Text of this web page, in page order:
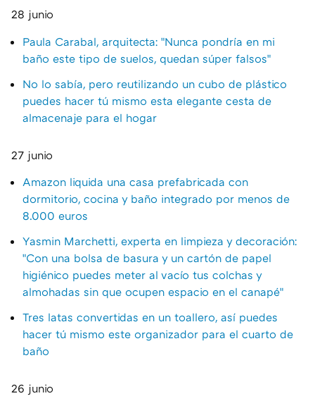
28 junio
Paula Carabal, arquitecta: "Nunca pondría en mi
baño este tipo de suelos, quedan súper falsos"
No lo sabía, pero reutilizando un cubo de plástico
puedes hacer tú mismo esta elegante cesta de
almacenaje para el hogar
27 junio
Amazon liquida una casa prefabricada con
dormitorio, cocina y baño integrado por menos de
8.000 euros
Yasmin Marchetti, experta en limpieza y decoración:
"Con una bolsa de basura y un cartón de papel
higiénico puedes meter al vacío tus colchas y
almohadas sin que ocupen espacio en el canapé"
Tres latas convertidas en un toallero, así puedes
hacer tú mismo este organizador para el cuarto de
baño
26 junio